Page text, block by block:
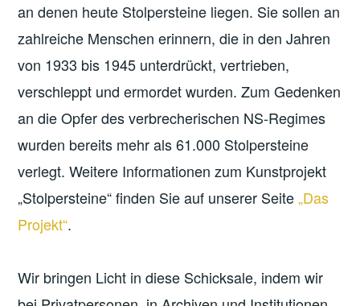
an denen heute Stolpersteine liegen. Sie sollen an
zahlreiche Menschen erinnern, die in den Jahren
von 1933 bis 1945 unterdrückt, vertrieben,
verschleppt und ermordet wurden. Zum Gedenken
an die Opfer des verbrecherischen NS-Regimes
wurden bereits mehr als 61.000 Stolpersteine
verlegt. Weitere Informationen zum Kunstprojekt
„Stolpersteine“ finden Sie auf unserer Seite„Das
Projekt“.
Wir bringen Licht in diese Schicksale, indem wir